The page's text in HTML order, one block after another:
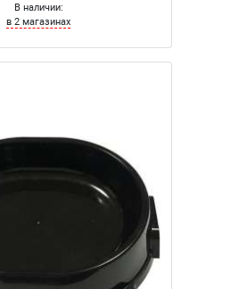
В наличии:
в 2 магазинах